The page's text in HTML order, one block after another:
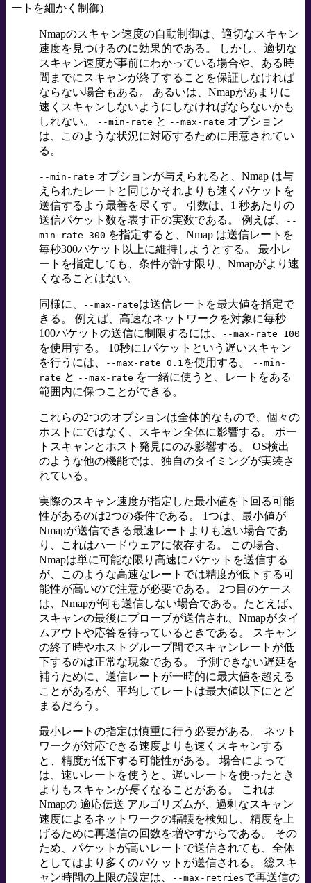
ートを細かく制御)
Nmapのスキャン速度の自動制御は、適切なスキャン
速度を見つけるのに効果的である。 しかし、適切な
スキャン速度が事前にわかっている場合や、ある時
間までにスキャンが終了することを保証しなければ
ならない場合もある。 あるいは、Nmapがあまりに
速くスキャンしないようにしなければならないかも
しれない。
--min-rate と --max-rate オプション
は、このような状況に対応するために用意されてい
る。
--min-rate オプションが与えられると、Nmap は与
えられたレートと同じかそれよりも速くパケットを
送信するよう最善を尽くす。 引数は、1 秒あたりの
送信パケット数を表す正の実数である。 例えば、
--
min-rate 300 を指定すると、Nmap は送信レートを
毎秒300パケット以上に維持しようとする。 最小レ
ートを指定しても、条件が許す限り、Nmapがより速
くなることはない。
同様に、 --max-rateは送信レートを最大値を指定で
きる。 例えば、高速なネットワークを対象に毎秒
100パケットの送信に制限するには、
--max-rate 100
を使用する。 10秒に1パケットという遅いスキャン
を行うには、
--max-rate 0.1 を使用する。
--min-
rate と --max-rate を一緒に使うと、レートをある
範囲内に保つことができる。
これらの2つのオプションは全体的なもので、個々の
ホストにではなく、スキャン全体に影響する。 ポー
トスキャンとホスト発見にのみ影響する。 OS検出
のような他の機能では、独自のタイミングが実装さ
れている。
実際のスキャン速度が指定した最小値を下回る可能
性があるのは2つの条件である。 1つは、最小値が
Nmapが送信できる最速レートよりも速い場合であ
り、これはハードウェアに依存する。 この場合、
Nmapは単に可能な限り高速にパケットを送信する
が、このような高速なレートでは精度が低下する可
能性が高いので注意が必要である。 2つ目のケース
は、Nmapが何も送信しない場合である。たとえば、
スキャンの最後にプローブが送信され、Nmapがタイ
ムアウトや応答を待っているときである。 スキャン
の終了時やホストグループ間でスキャンレートが低
下するのは正常な現象である。 予測できない遅延を
補うために、送信レートが一時的に最大値を超える
ことがあるが、平均してレートは最大値以下にとど
まるだろう。
最小レートの指定は慎重に行う必要がある。 ネット
ワークが対応できる速度よりも速くスキャンする
と、精度が低下する可能性がある。 場合によって
は、速いレートを使うと、遅いレートを使ったとき
よりもスキャンが長く なることがある。 これは
Nmapの 適応伝送 アルゴリズムが、過剰なスキャン
速度によるネットワークの輻輳を検知し、精度を上
げるために再送信の回数を増やすからである。 その
ため、パケットが高いレートで送信されても、全体
としてはより多くのパケットが送信される。 総スキ
ャン時間の上限の設定は、
--max-retriesで再送信の